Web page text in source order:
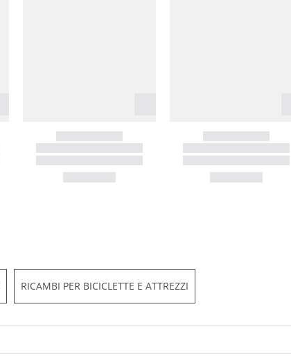
RICAMBI PER BICICLETTE E ATTREZZI